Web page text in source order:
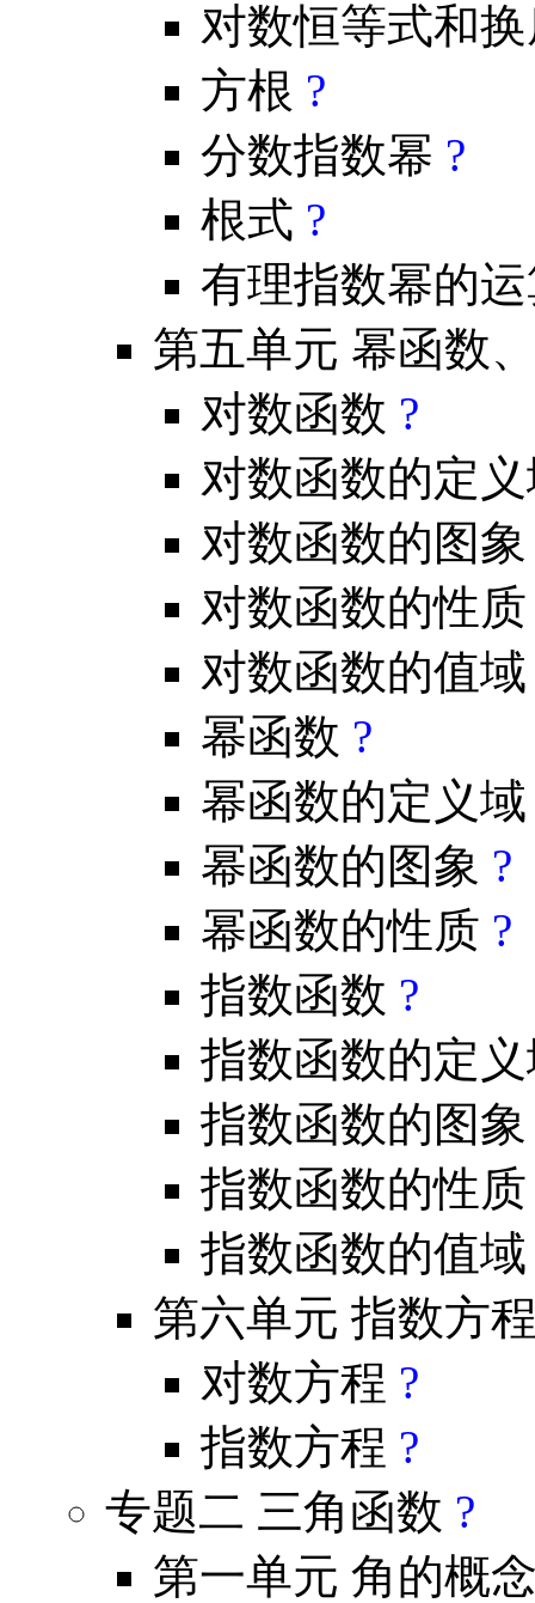
对数恒等式和
方根 ?
分数指数幂 ?
根式 ?
有理指数幂的
第五单元 幂函数
对数函数 ?
对数函数的定
对数函数的图
对数函数的性
对数函数的值
幂函数 ?
幂函数的定义
幂函数的图象 ?
幂函数的性质 ?
指数函数 ?
指数函数的定
指数函数的图
指数函数的性
指数函数的值
第六单元 指数方
对数方程 ?
指数方程 ?
专题二 三角函数 ?
第一单元 角的概